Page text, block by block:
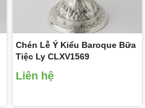
Chén Lễ Ý Kiểu Baroque Bữa
Tiệc Ly CLXV1569
Liên hệ